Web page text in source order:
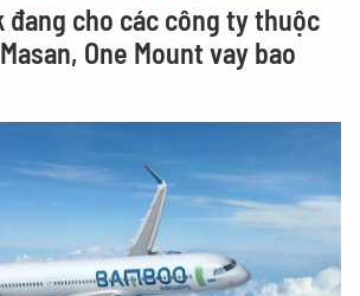
đang cho các công ty thuộc
One Mount vay bao